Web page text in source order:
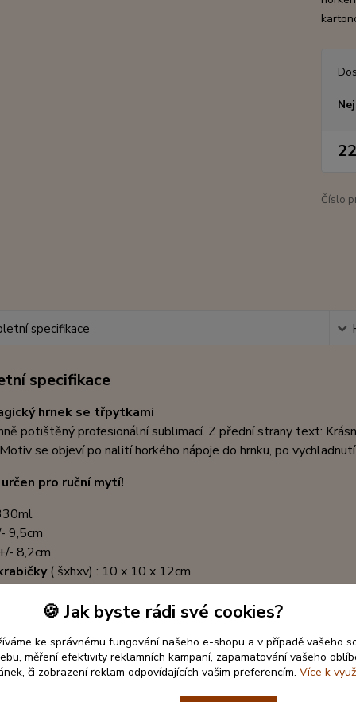
Číslo
specifikace
specifikace
hrnek se třpytkami
potištěný profesionální sublimací. Z přední strany text:
se objeví po nalití horkého nápoje do hrnku, po
pro ruční mytí!
9,5cm
8,2cm
( šxhxv) : 10 x 10 x 12cm
🍪 Jak byste rádi své cookies?
ke správnému fungování našeho e-shopu a v případě vašeho
měření efektivity reklamních kampaní, zapamatování vašeho
či zobrazení reklam odpovídajících vašim preferencím. Více k